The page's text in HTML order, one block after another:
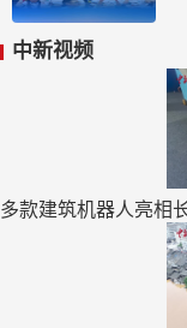
中新视频
多款建筑机器人亮相